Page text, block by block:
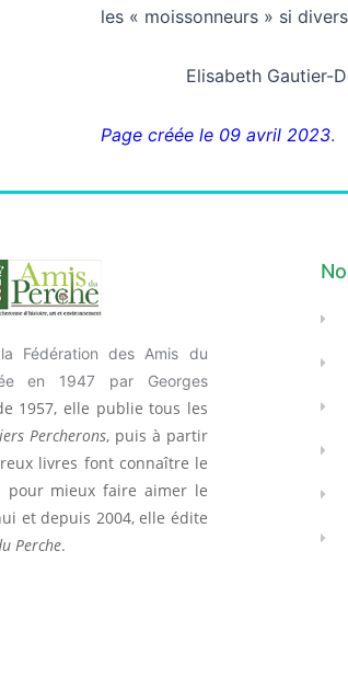
les « moissonneurs » si
Elisabeth Gautier-
Page créée le 09 avril 2023.
Fédération des Amis du
en 1947 par Georges
1957, elle publie tous les
Percherons, puis à partir
livres font connaître le
pour mieux faire aimer le
et depuis 2004, elle édite
Perche.